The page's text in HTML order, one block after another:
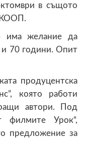
в същото
КООП.
има желание да
и 70 години. Опит
продуцентска
която работи
автори. Под
филмите Урок“,
предложение за